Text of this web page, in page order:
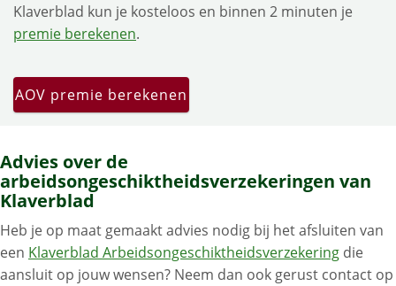
Klaverblad kun je kosteloos en binnen 2 minuten je
premie berekenen.
AOV premie berekenen
Advies over de
arbeidsongeschiktheidsverzekeringen van
Klaverblad
Heb je op maat gemaakt advies nodig bij het afsluiten van
een Klaverblad Arbeidsongeschiktheidsverzekering die
aansluit op jouw wensen? Neem dan ook gerust contact op